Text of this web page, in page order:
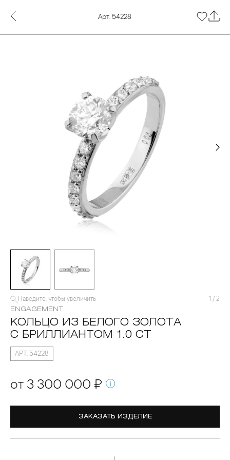
Арт. 54228
Наведите, чтобы увеличить 1 / 2
ENGAGEMENT
КОЛЬЦО ИЗ БЕЛОГО ЗОЛОТА
С БРИЛЛИАНТОМ 1.0 CT
АРТ. 54228
от 3 300 000 ₽
ЗАКАЗАТЬ ИЗДЕЛИЕ